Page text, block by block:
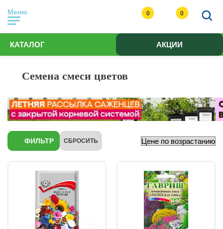
Меню 0 0
КАТАЛОГ АКЦИИ
Семена смеси цветов
ФИЛЬТР СБРОСИТЬ